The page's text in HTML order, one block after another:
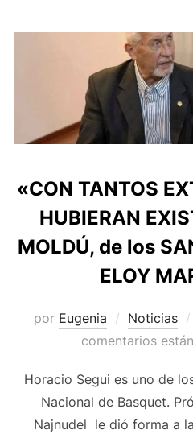
«CON TANTOS
HUBIERAN
MOLDÚ, de los
ELOY
por Eugenia Noticias
comentarios
Horacio Segui es uno de
Nacional de Basquet.
Najnudel le dió forma a